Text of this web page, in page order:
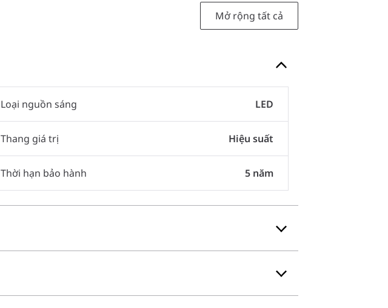
Mở rộng tất cả
Loại nguồn sáng LED
Thang giá trị Hiệu suất
Thời hạn bảo hành 5 năm